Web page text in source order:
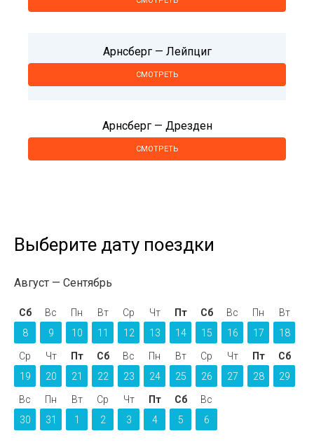
Арнсберг — Лейпциг
СМОТРЕТЬ
Арнсберг — Дрезден
СМОТРЕТЬ
Выберите дату поездки
Август Сентябрь
Сб
8
Вс
9
Пн
10
Вт
11
Ср
12
Чт
13
Пт
14
Сб
15
Вс
16
Пн
17
Вт
18
Ср
19
Чт
20
Пт
21
Сб
22
Вс
23
Пн
24
Вт
25
Ср
26
Чт
27
Пт
28
Сб
29
Вс
30
Пн
31
Вт
1
Ср
2
Чт
3
Пт
4
Сб
5
Вс
6